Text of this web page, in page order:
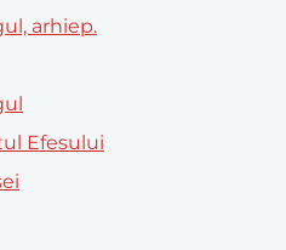
arhiep.
Efesului